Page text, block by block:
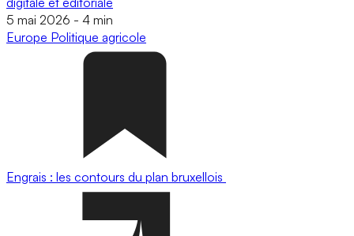
5 mai 2026 - 4 min
Europe Politique agricole
Engrais : les contours du plan bruxellois